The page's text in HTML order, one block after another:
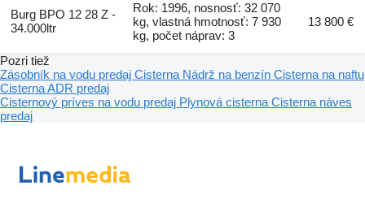
Burg BPO 12 28 Z -
34.000ltr
Rok: 1996, nosnosť: 32 070
kg, vlastná hmotnosť: 7 930
kg, počet náprav: 3
13 800 €
Pozri tiež
Zásobník na vodu predaj Cisterna Nádrž na benzín Cisterna na naftu
Cisterna ADR predaj
Cisternový príves na vodu predaj Plynová cisterna Cisterna náves
predaj